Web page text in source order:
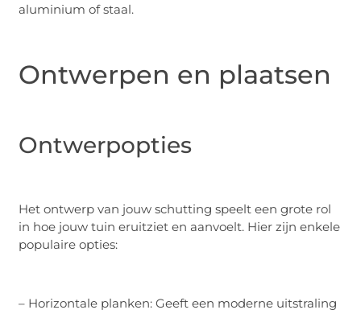
aluminium of staal.
Ontwerpen en plaatsen
Ontwerpopties
Het ontwerp van jouw schutting speelt een grote rol
in hoe jouw tuin eruitziet en aanvoelt. Hier zijn enkele
populaire opties:
– Horizontale planken: Geeft een moderne uitstraling